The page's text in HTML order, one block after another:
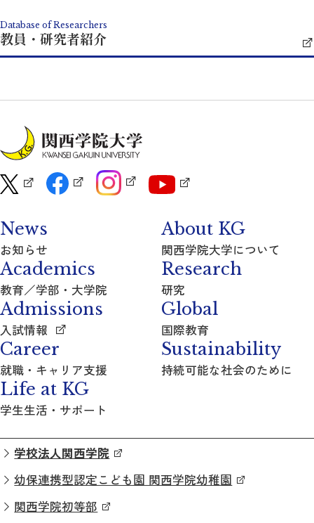
Database of Researchers
教員・研究者紹介
News
お知らせ
About KG
関西学院大学について
Academics
教育／学部・大学院
Research
研究
Admissions
入試情報
Global
国際教育
Career
就職・キャリア支援
Sustainability
持続可能な社会のために
Life at KG
学生生活・サポート
学校法人関西学院
幼保連携型認定こども園 関西学院幼稚園
関西学院初等部